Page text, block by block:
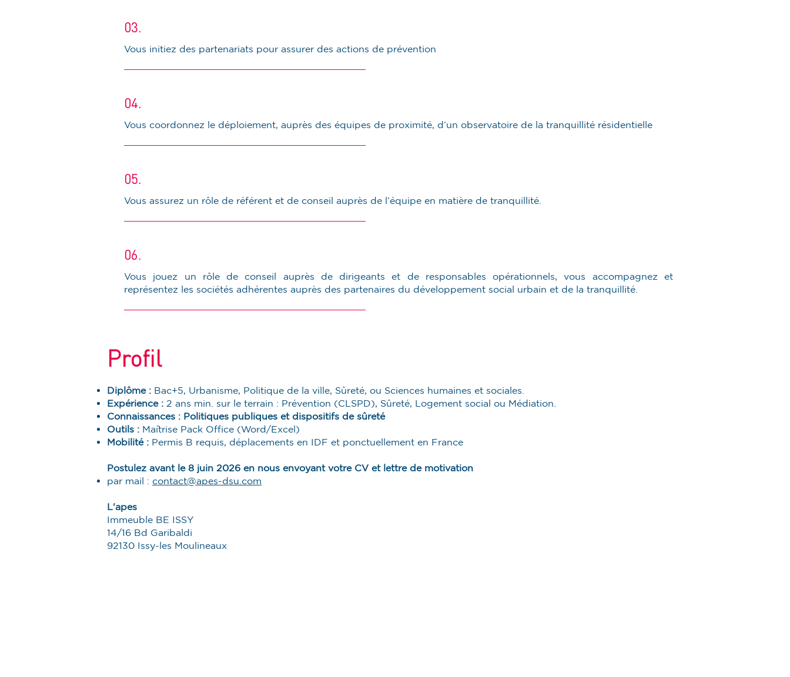
03.
Vous initiez des partenariats pour assurer des actions de prévention
04.
Vous coordonnez le déploiement, auprès des équipes de proximité, d’un observatoire de la tranquillité résidentielle
05.
Vous assurez un rôle de référent et de conseil auprès de l’équipe en matière de tranquillité.
06.
Vous jouez un rôle de conseil auprès de dirigeants et de responsables opérationnels, vous accompagnez et
représentez les sociétés adhérentes auprès des partenaires du développement social urbain et de la tranquillité.
Profil
Diplôme : Bac+5, Urbanisme, Politique de la ville, Sûreté, ou Sciences humaines et sociales.
Expérience : 2 ans min. sur le terrain : Prévention (CLSPD), Sûreté, Logement social ou Médiation.
Connaissances : Politiques publiques et dispositifs de sûreté
Outils : Maîtrise Pack Office (Word/Excel)
Mobilité : Permis B requis, déplacements en IDF et ponctuellement en France
Postulez avant le 8 juin 2026 en nous envoyant votre CV et lettre de motivation
par mail : contact@apes-dsu.com
L'apes
Immeuble BE ISSY
14/16 Bd Garibaldi
92130 Issy-les Moulineaux